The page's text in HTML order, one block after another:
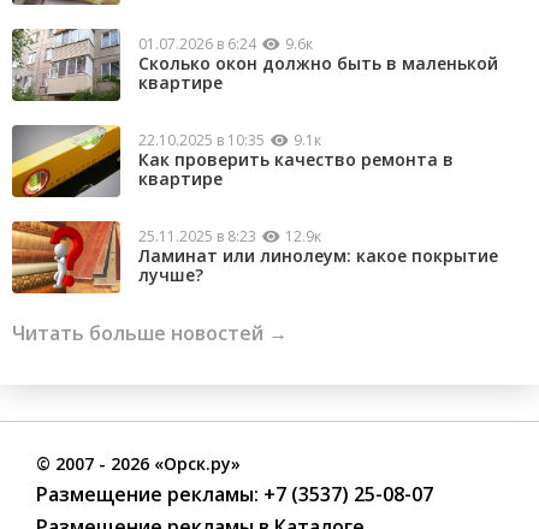
01.07.2026 в 6:24 9.6к
Сколько окон должно быть в маленькой
квартире
22.10.2025 в 10:35 9.1к
Как проверить качество ремонта в
квартире
25.11.2025 в 8:23 12.9к
Ламинат или линолеум: какое покрытие
лучше?
Читать больше новостей →
© 2007 - 2026 «Орск.ру»
Размещение рекламы: +7 (3537) 25-08-07